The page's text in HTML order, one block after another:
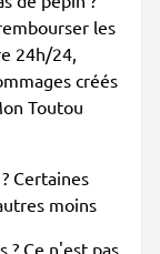
les
24h/24,
créés
Toutou
Certaines
moins
? Ce n'est pas